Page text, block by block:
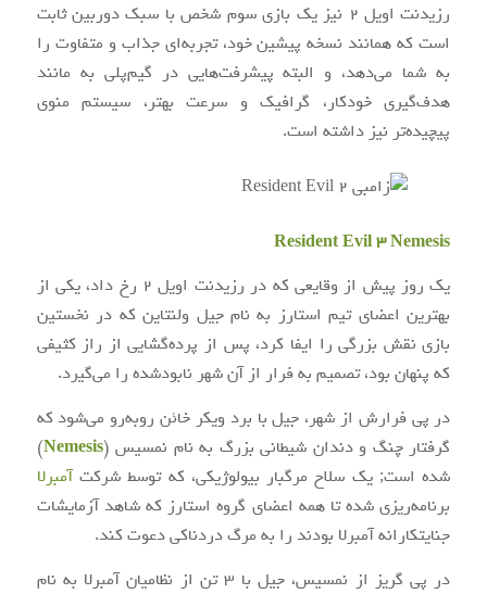
رزیدنت اویل ۲ نیز یک بازی سوم شخص با سبک دوربین ثابت
است که همانند نسخه پیشین خود، تجربه‌ای جذاب و متفاوت را
به شما می‌دهد، و البته پیشرفت‌هایی در گیم‌پلی به مانند
هدف‌گیری خودکار، گرافیک و سرعت بهتر، سیستم منوی
پیچیده‌تر نیز داشته است.
Resident Evil 3 Nemesis
یک روز پیش از وقایعی که در رزیدنت اویل ۲ رخ داد، یکی از
بهترین اعضای تیم استارز به نام جیل ولنتاین که در نخستین
بازی نقش بزرگی را ایفا کرد، پس از پرده‌گشایی از راز کثیفی
که پنهان بود، تصمیم به فرار از آن شهر نابودشده را می‌گیرد.
در پی فرارش از شهر، جیل با برد ویکر خائن روبه‌رو می‌شود که
گرفتار چنگ و دندان شیطانی بزرگ به نام نمسیس (Nemesis
)
شده است; یک سلاح مرگبار بیولوژیکی، که توسط شرکتآمبرلا
برنامه‌ریزی شده تا همه اعضای گروه استارز که شاهد آزمایشات
جنایتکارانه آمبرلا بودند را به مرگ دردناکی دعوت کند.
در پی گریز از نمسیس، جیل با ۳ تن از نظامیان آمبرلا به نام